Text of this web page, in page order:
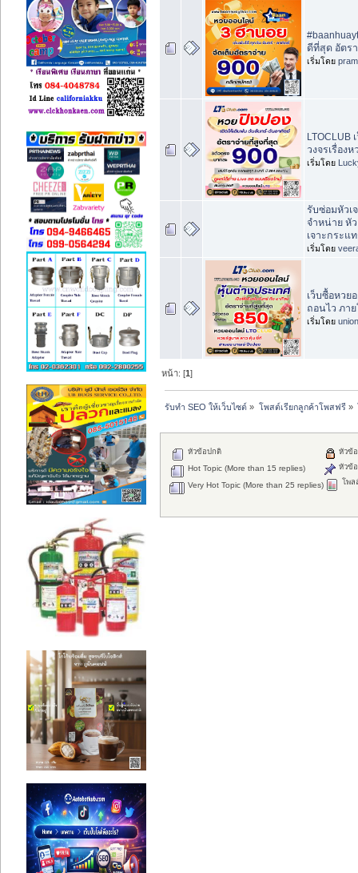
ดีที่สุด อัตร
เริ่มโดย
LTOCLUB
วงจรเรื่อง
เริ่มโดย
รับซ่อมหัวเ
จำหน่าย หั
เจาะกระแ
เริ่มโดย
เว็บซื้อหวย
ถอนไว ภา
เริ่มโดย
หน้า: [1]
รับทำ SEO ให้เว็บไซต์ » โพสต์เรียกลูกค้าโพสฟรี»
หัวข้อปกติ
Hot Topic (More than 15 replies)
Very Hot Topic (More than 25 replies)
หัวข้
หัวข้
โพล